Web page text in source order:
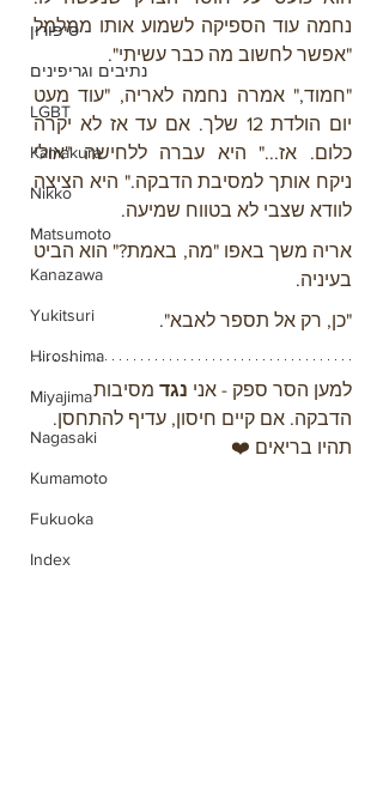
סיפורון
נתיבים וגריפינים
LGBT
Kamakura
Nikko
Matsumoto
Kanazawa
Yukitsuri
Hiroshima
Miyajima
Nagasaki
Kumamoto
Fukuoka
Index
נחמה עוד הספיקה לשמוע אותו ממלמל
"אפשר לחשוב מה כבר עשיתי".
יום הולדת 12 שלך. אם עד אז לא יקרה
כלום. אז..." היא עברה ללחישה "אולי
לוודא שצבי לא בטווח שמיעה.
בעיניה.
"כן, רק אל תספר לאבא".
למען הסר ספק - אני נגד מסיבות
הדבקה. אם קיים חיסון, עדיף להתחסן.
תהיו בריאים ❤️